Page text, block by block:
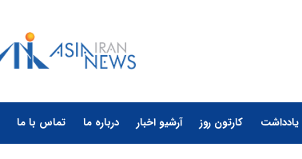
یادداشت کارتون روز آرشیو اخبار درباره ما تماس با ما